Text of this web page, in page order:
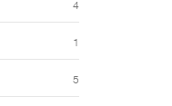
4
1
5